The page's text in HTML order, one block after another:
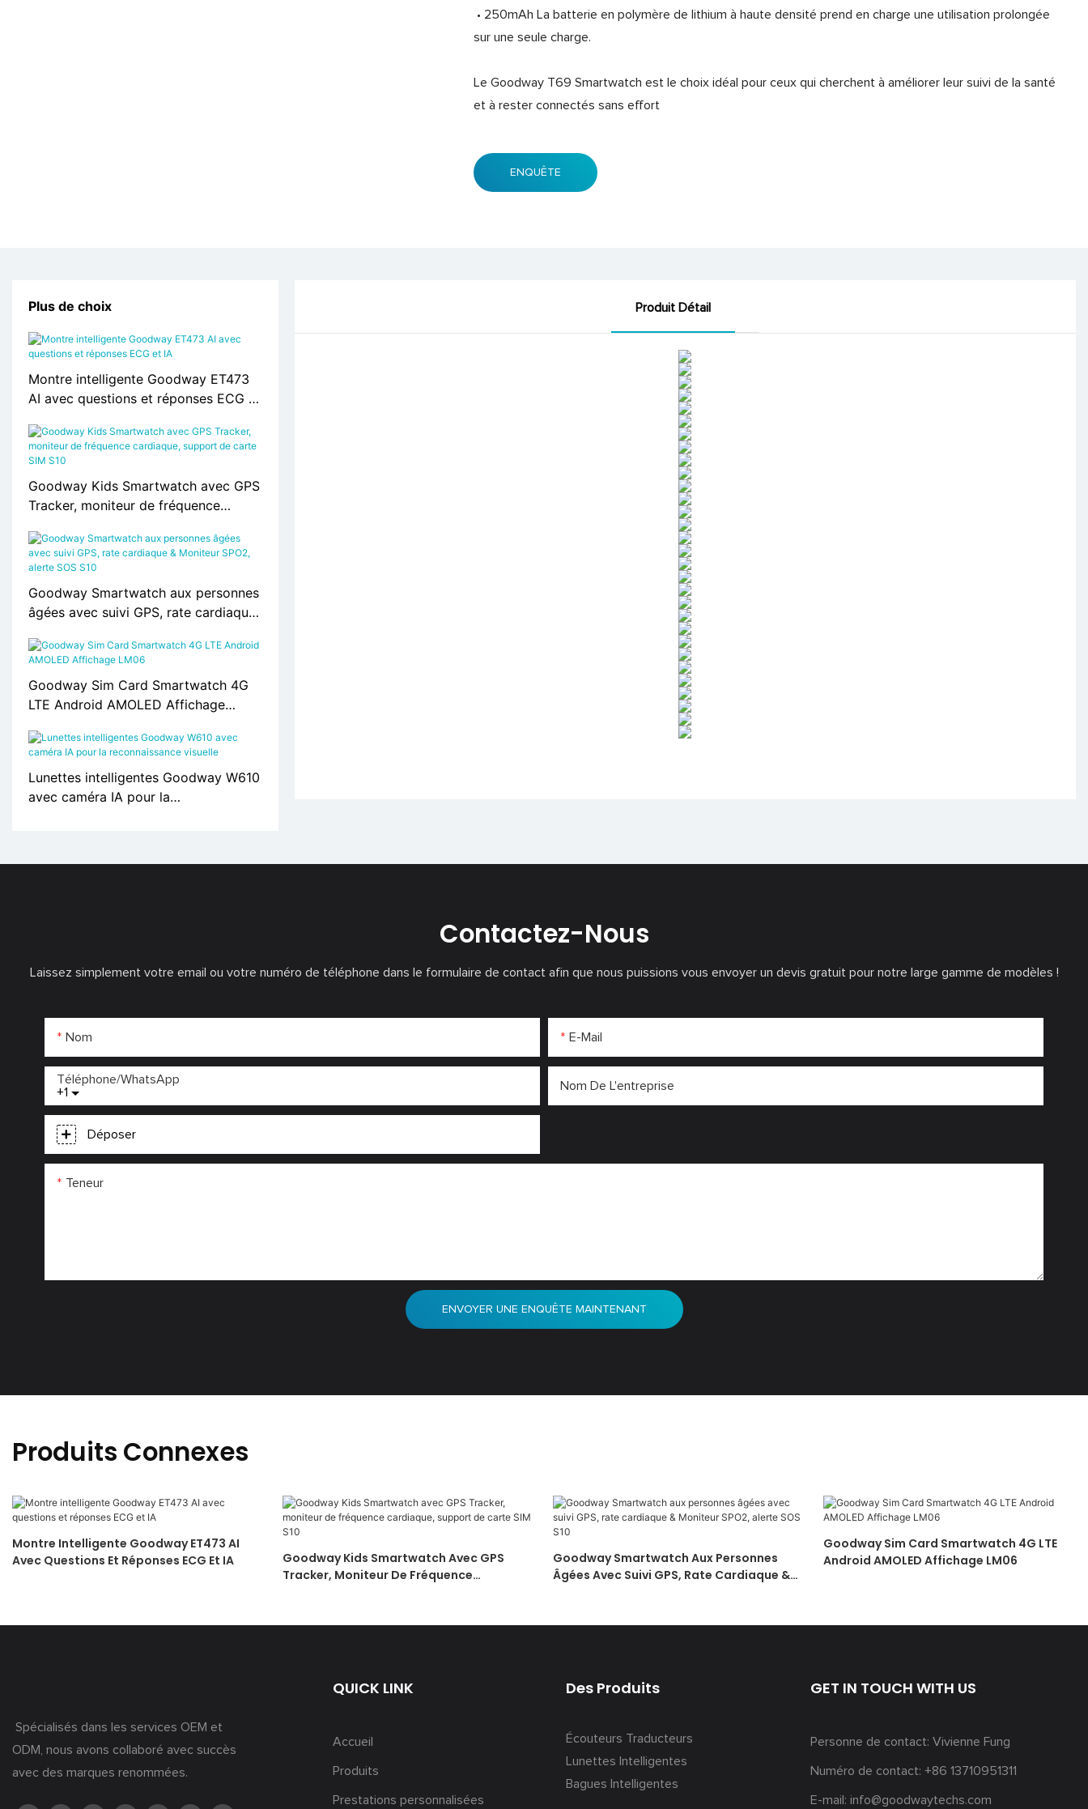
• 250mAh La batterie en polymère de lithium à haute densité prend en charge une utilisation prolongée
sur une seule charge.
Le Goodway T69 Smartwatch est le choix idéal pour ceux qui cherchent à améliorer leur suivi de la santé
et à rester connectés sans effort
ENQUÊTE
Produit Détail
Plus de choix
Montre intelligente Goodway ET473
AI avec questions et réponses ECG et
Goodway Kids Smartwatch avec GPS
Tracker, moniteur de fréquence
Goodway Smartwatch aux personnes
âgées avec suivi GPS, rate cardiaque
Goodway Sim Card Smartwatch 4G
LTE Android AMOLED Affichage
Lunettes intelligentes Goodway W610
avec caméra IA pour la
Contactez-Nous
Laissez simplement votre email ou votre numéro de téléphone dans le formulaire de contact afin que nous puissions vous envoyer un devis gratuit pour notre large gamme de modèles !
Nom E-Mail
+1
Téléphone/WhatsApp Nom De L'entreprise
Déposer
Teneur
ENVOYER UNE ENQUÊTE MAINTENANT
Produits Connexes
Montre Intelligente Goodway ET473 AI
Avec Questions Et Réponses ECG Et IA
Goodway Kids Smartwatch Avec GPS
Tracker, Moniteur De Fréquence
Goodway Smartwatch Aux Personnes
Âgées Avec Suivi GPS, Rate Cardiaque &
Goodway Sim Card Smartwatch 4G LTE
Android AMOLED Affichage LM06
Spécialisés dans les services OEM et
ODM, nous avons collaboré avec succès
avec des marques renommées.
QUICK LINK
Accueil
Produits
Prestations personnalisées
Des Produits
Écouteurs Traducteurs
Lunettes Intelligentes
Bagues Intelligentes
GET IN TOUCH WITH US
Personne de contact: Vivienne Fung
Numéro de contact: +86 13710951311
E-mail: info@goodwaytechs.com